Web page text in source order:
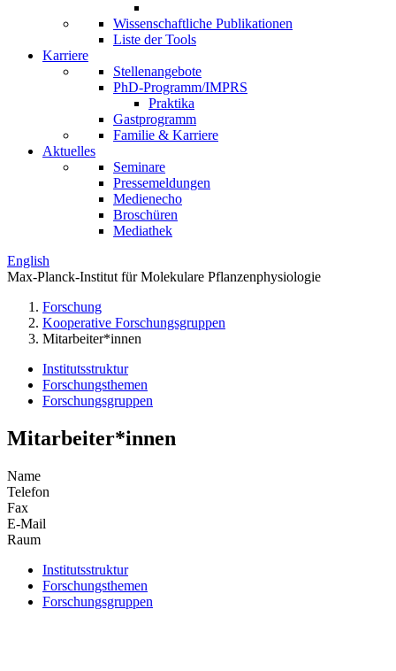
Wissenschaftliche Publikationen
Liste der Tools
Karriere
Stellenangebote
PhD-Programm/IMPRS
Praktika
Gastprogramm
Familie & Karriere
Aktuelles
Seminare
Pressemeldungen
Medienecho
Broschüren
Mediathek
English
Max-Planck-Institut für Molekulare Pflanzenphysiologie
Forschung
Kooperative Forschungsgruppen
Mitarbeiter*innen
Institutsstruktur
Forschungsthemen
Forschungsgruppen
Mitarbeiter*innen
Name
Telefon
Fax
E-Mail
Raum
Institutsstruktur
Forschungsthemen
Forschungsgruppen